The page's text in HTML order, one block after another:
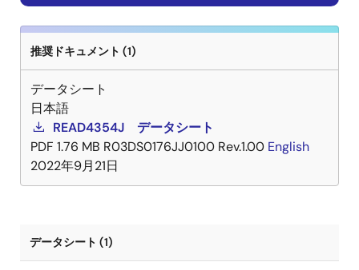
推奨ドキュメント (1)
データシート
日本語
READ4354J データシート
PDF 1.76 MB R03DS0176JJ0100 Rev.1.00 English
2022年9月21日
データシート (1)